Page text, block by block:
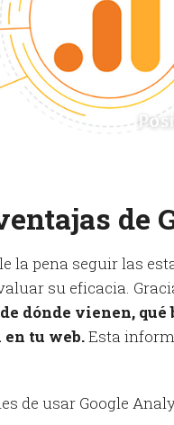
de
la pena seguir las
su eficacia.
dónde vienen,
tu web.Esta
de usar Google